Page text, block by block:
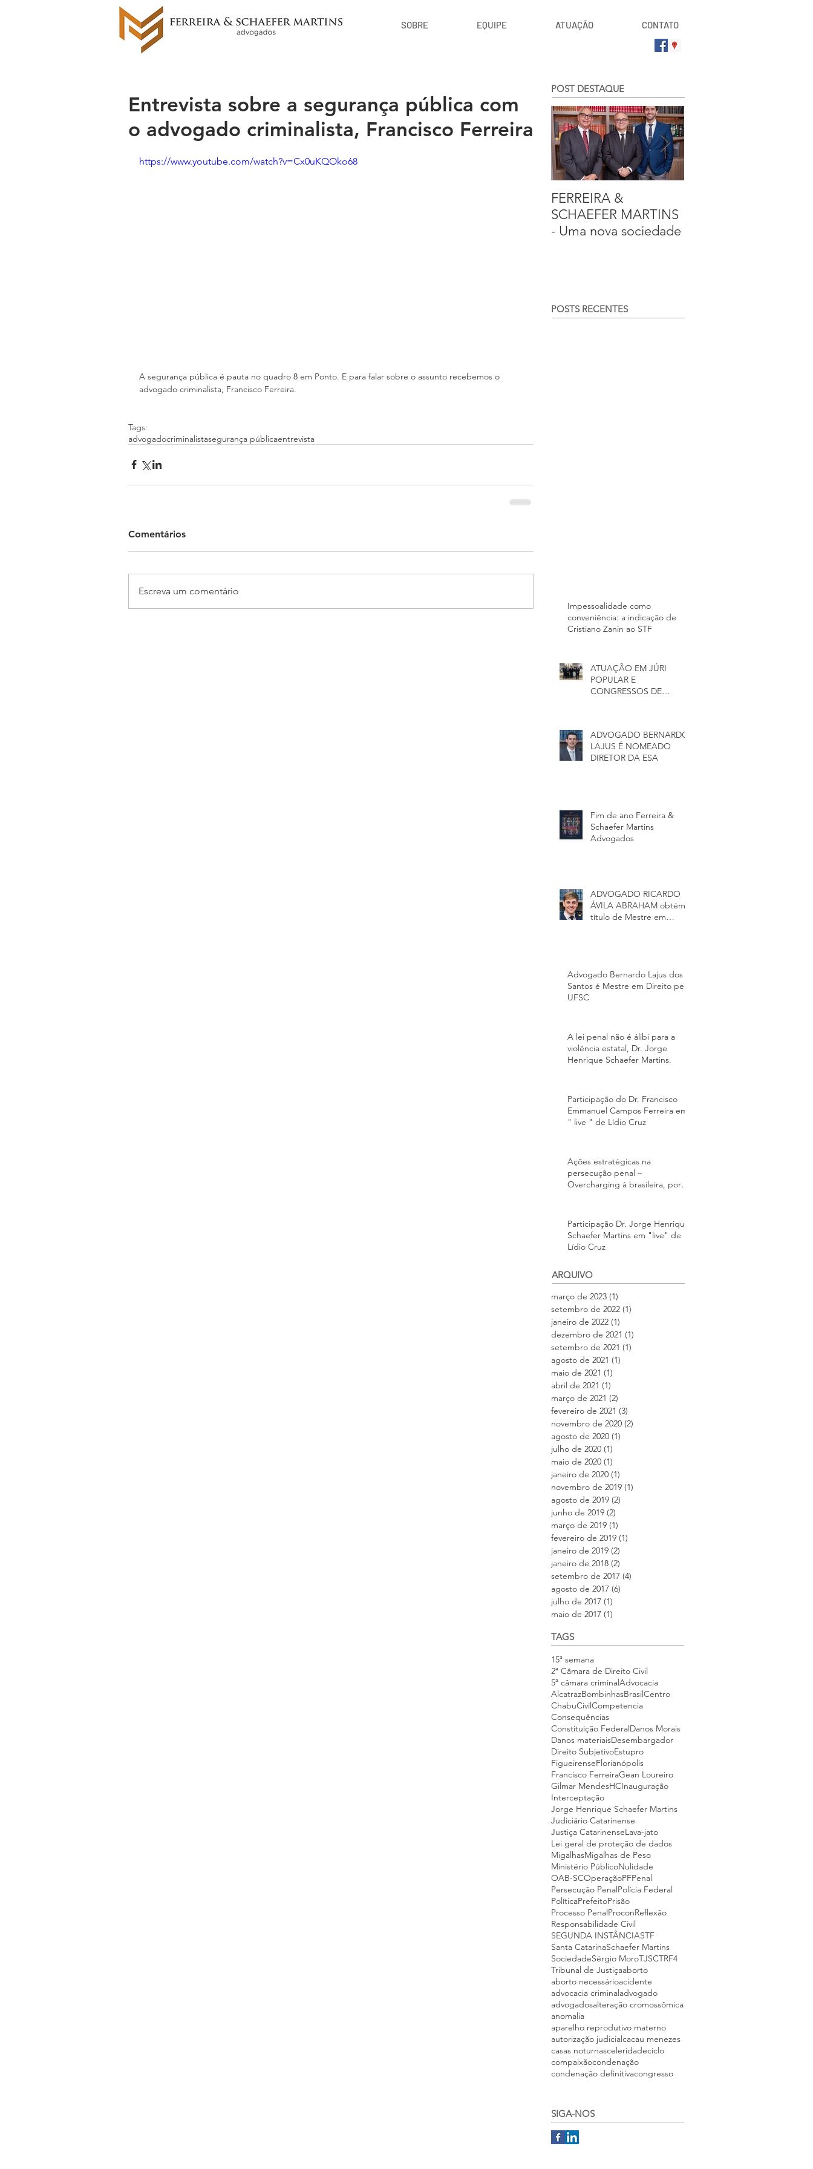
SOBRE EQUIPE ATUAÇÃO CONTATO
Entrevista sobre a segurança pública com
o advogado criminalista, Francisco Ferreira
https://www.youtube.com/watch?v=Cx0uKQOko68
A segurança pública é pauta no quadro 8 em Ponto. E para falar sobre o assunto recebemos o
advogado criminalista, Francisco Ferreira.
Tags:
advogadocriminalistasegurança públicaentrevista
Comentários
Escreva um comentário
POST DESTAQUE
FERREIRA &
SCHAEFER MARTINS
- Uma nova sociedade
POSTS RECENTES
Impessoalidade como
conveniência: a indicação de
Cristiano Zanin ao STF
ATUAÇÃO EM JÚRI
POPULAR E
CONGRESSOS DE
ADVOGADO BERNARDO
LAJUS É NOMEADO
DIRETOR DA ESA
Fim de ano Ferreira &
Schaefer Martins
Advogados
ADVOGADO RICARDO
ÁVILA ABRAHAM obtém
título de Mestre em
Advogado Bernardo Lajus dos
Santos é Mestre em Direito pela
UFSC
A lei penal não é álibi para a
violência estatal, Dr. Jorge
Henrique Schaefer Martins.
Participação do Dr. Francisco
Emmanuel Campos Ferreira em
" live " de Lídio Cruz
Ações estratégicas na
persecução penal –
Overcharging à brasileira, por
Participação Dr. Jorge Henrique
Schaefer Martins em "live" de
Lídio Cruz
ARQUIVO
março de 2023 (1)
setembro de 2022 (1)
janeiro de 2022 (1)
dezembro de 2021 (1)
setembro de 2021 (1)
agosto de 2021 (1)
maio de 2021 (1)
abril de 2021 (1)
março de 2021 (2)
fevereiro de 2021 (3)
novembro de 2020 (2)
agosto de 2020 (1)
julho de 2020 (1)
maio de 2020 (1)
janeiro de 2020 (1)
novembro de 2019 (1)
agosto de 2019 (2)
junho de 2019 (2)
março de 2019 (1)
fevereiro de 2019 (1)
janeiro de 2019 (2)
janeiro de 2018 (2)
setembro de 2017 (4)
agosto de 2017 (6)
julho de 2017 (1)
maio de 2017 (1)
TAGS
15ª semana
2ª Câmara de Direito Civil
5ª câmara criminalAdvocacia
AlcatrazBombinhasBrasilCentro
ChabuCivilCompetencia
Consequências
Constituição FederalDanos Morais
Danos materiaisDesembargador
Direito SubjetivoEstupro
FigueirenseFlorianópolis
Francisco FerreiraGean Loureiro
Gilmar MendesHCInauguração
Interceptação
Jorge Henrique Schaefer Martins
Judiciário Catarinense
Justiça CatarinenseLava-jato
Lei geral de proteção de dados
MigalhasMigalhas de Peso
Ministério PúblicoNulidade
OAB-SCOperaçãoPFPenal
Persecução PenalPolícia Federal
PolíticaPrefeitoPrisão
Processo PenalProconReflexão
Responsabilidade Civil
SEGUNDA INSTÂNCIASTF
Santa CatarinaSchaefer Martins
SociedadeSérgio MoroTJSCTRF4
Tribunal de Justiçaaborto
aborto necessárioacidente
advocacia criminaladvogado
advogadosalteração cromossômica
anomalia
aparelho reprodutivo materno
autorização judicialcacau menezes
casas noturnasceleridadeciclo
compaixãocondenação
condenação definitivacongresso
SIGA-NOS